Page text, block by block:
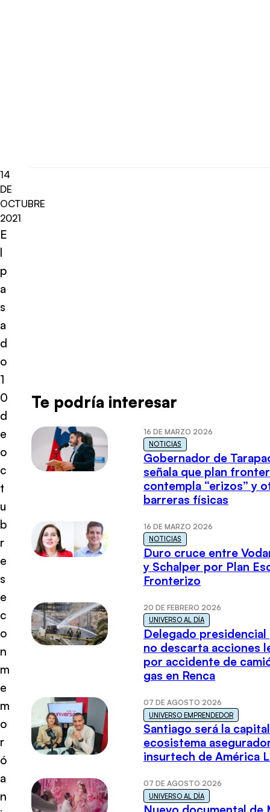
14
DE
OCTUBRE
2021
E
l
p
a
s
a
d
o
1
0
d
e
o
c
t
u
b
r
e
s
e
c
o
n
m
e
m
o
r
ó
a
n
Te podría interesar
16 DE MARZO 2026
NOTICIAS
Gobernador de
señala que plan
contempla “erizos” y
barreras físicas
16 DE MARZO 2026
NOTICIAS
Duro cruce entre
y Schalper por Plan
Fronterizo
20 DE FEBRERO 2026
UNIVERSO AL DÍA
Delegado presidencial
no descarta acciones
por accidente de
gas en Renca
07 DE AGOSTO 2026
UNIVERSO EMPRENDEDOR
Santiago será la
ecosistema
insurtech de América
07 DE AGOSTO 2026
UNIVERSO AL DÍA